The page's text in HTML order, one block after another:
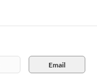
Email